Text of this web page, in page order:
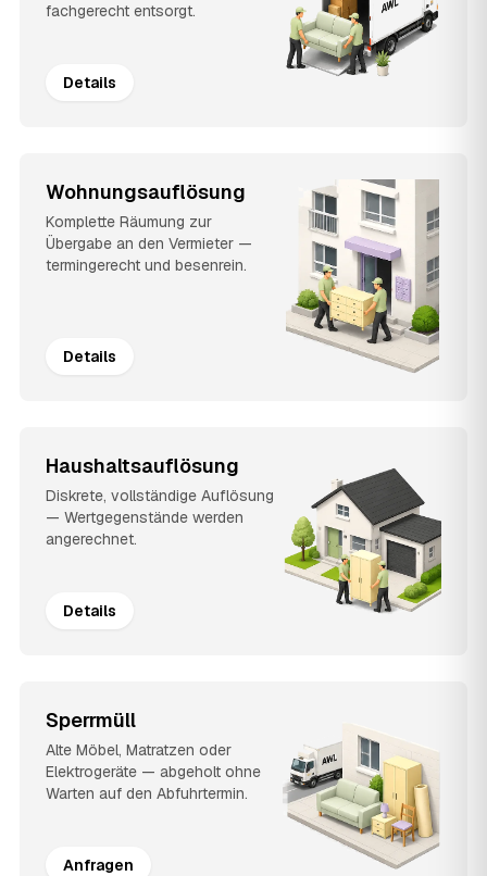
fachgerecht entsorgt.
Details
Wohnungsauflösung
Komplette Räumung zur
Übergabe an den Vermieter —
termingerecht und besenrein.
Details
Haushaltsauflösung
Diskrete, vollständige Auflösung
— Wertgegenstände werden
angerechnet.
Details
Sperrmüll
Alte Möbel, Matratzen oder
Elektrogeräte — abgeholt ohne
Warten auf den Abfuhrtermin.
Anfragen